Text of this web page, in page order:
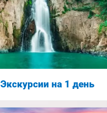
Экскурсии на 1 день